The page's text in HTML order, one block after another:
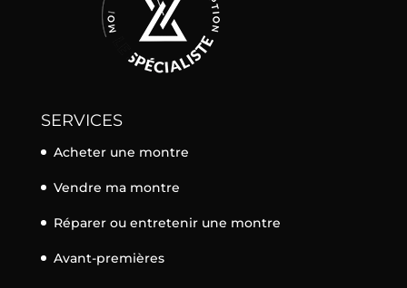
SERVICES
Acheter une montre
Vendre ma montre
Réparer ou entretenir une montre
Avant-premières